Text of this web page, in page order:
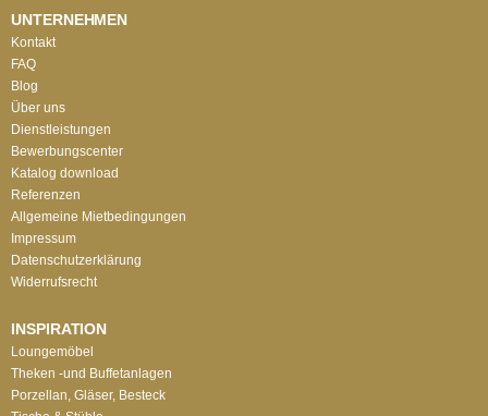
UNTERNEHMEN
Kontakt
FAQ
Blog
Über uns
Dienstleistungen
Bewerbungscenter
Katalog download
Referenzen
Allgemeine Mietbedingungen
Impressum
Datenschutzerklärung
Widerrufsrecht
INSPIRATION
Loungemöbel
Theken -und Buffetanlagen
Porzellan, Gläser, Besteck